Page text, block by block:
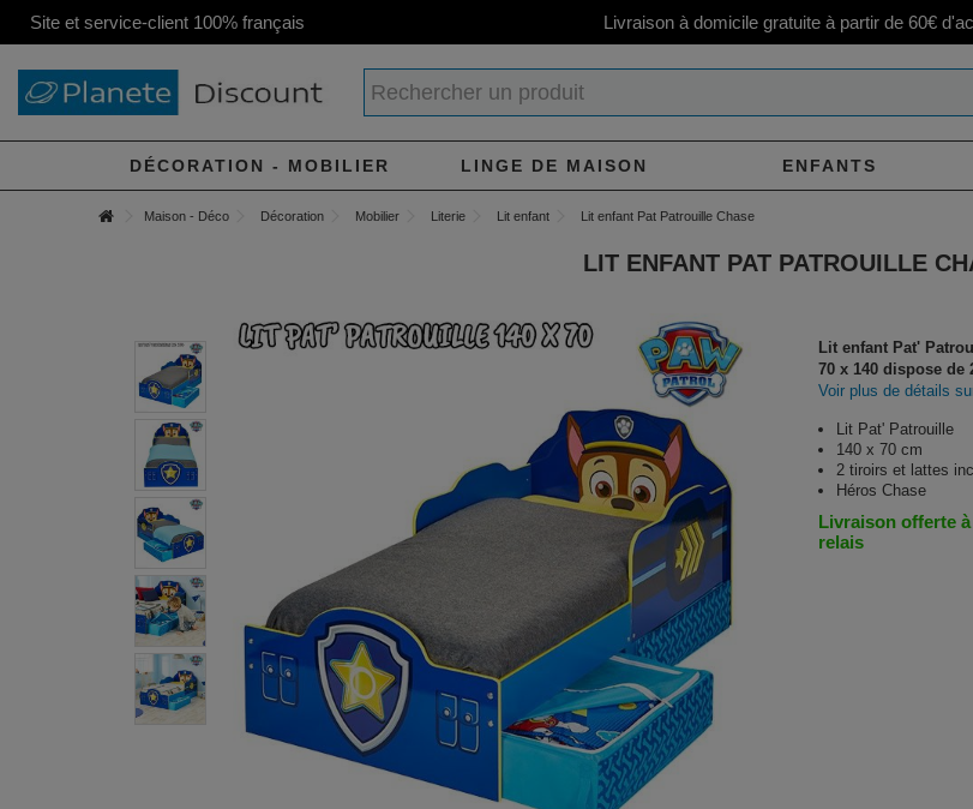
Site et service-client 100% français Livraison à domicile gratuite à partir de 60€
DÉCORATION - MOBILIER LINGE DE MAISON ENFANTS
Maison - Déco Décoration Mobilier Literie Lit enfant Lit enfant Pat Patrouille Chase
LIT ENFANT PAT PATROUILLE
Lit enfant Pat'
70 x 140 dispose de
Voir plus de détails
Lit Pat' Patrouille
140 x 70 cm
2 tiroirs et lattes
Héros Chase
Livraison offerte
relais